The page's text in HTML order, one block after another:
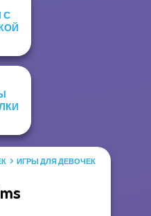
С
ИГРЫ ДЛЯ ДЕВОЧЕК САЛОН